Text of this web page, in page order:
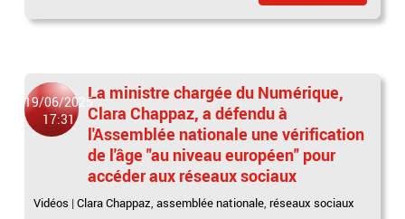
19/06/2025
17:31
La ministre chargée du Numérique,
Clara Chappaz, a défendu à
l'Assemblée nationale une vérification
de l'âge "au niveau européen" pour
accéder aux réseaux sociaux
Vidéos |Clara Chappaz,assemblée nationale, réseaux sociaux